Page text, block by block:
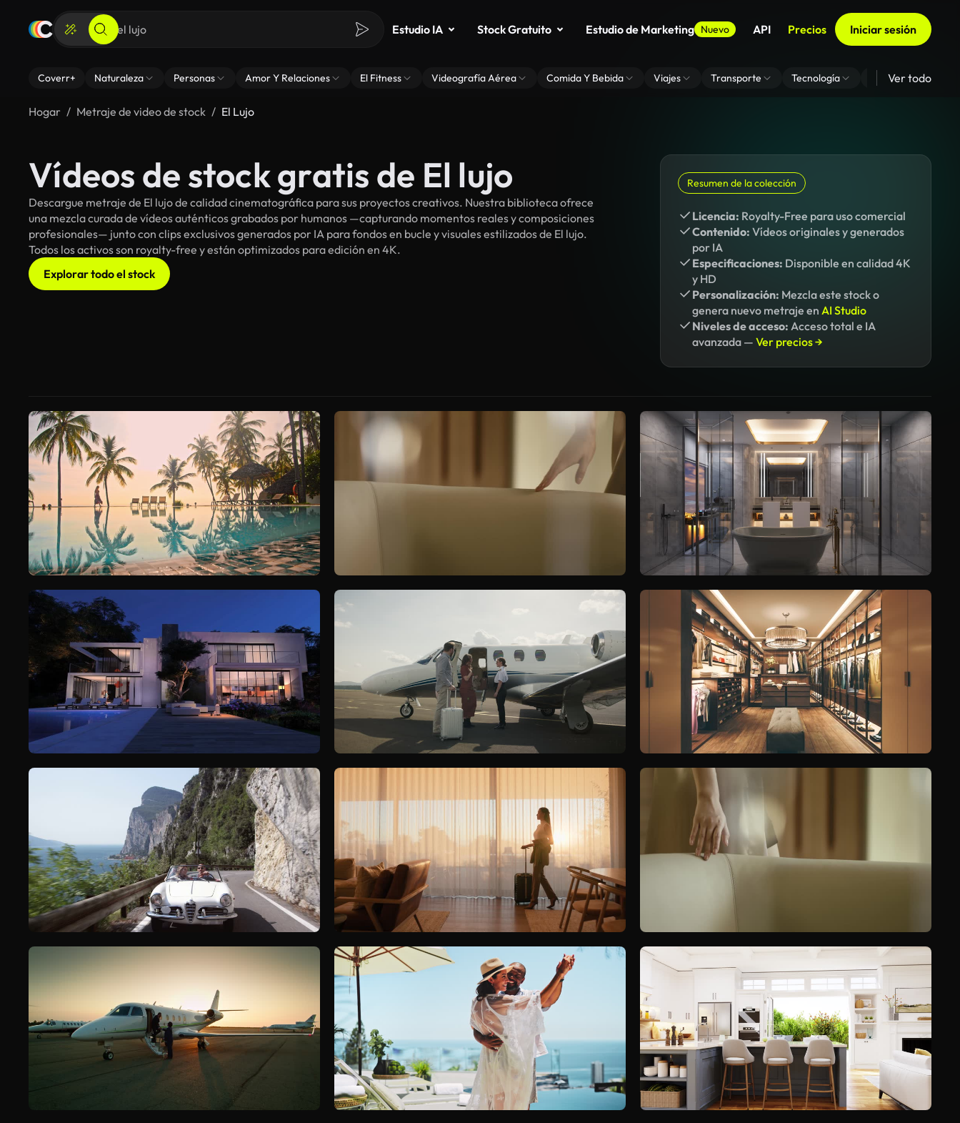
Estudio IA Stock Gratuito Estudio de Marketing Nuevo API Precios Iniciar sesión
Coverr+ Naturaleza Personas Amor Y Relaciones El Fitness Videografía Aérea Comida Y Bebida Viajes Transporte Tecnología Zoom De Fondo
Ver todo
Hogar Metraje de video de stock El Lujo
Vídeos de stock gratis de El lujo
Descargue metraje de El lujo de calidad cinematográfica para sus proyectos creativos. Nuestra biblioteca ofrece
una mezcla curada de vídeos auténticos grabados por humanos —capturando momentos reales y composiciones
profesionales— junto con clips exclusivos generados por IA para fondos en bucle y visuales estilizados de El lujo.
Todos los activos son royalty-free y están optimizados para edición en 4K.
Explorar todo el stock
Resumen de la colección
Licencia: Royalty-Free para uso comercial
Contenido: Vídeos originales y generados
por IA
Especificaciones: Disponible en calidad 4K
y HD
Personalización: Mezcla este stock o
genera nuevo metraje en AI Studio
Niveles de acceso: Acceso total e IA
avanzada — Ver precios →